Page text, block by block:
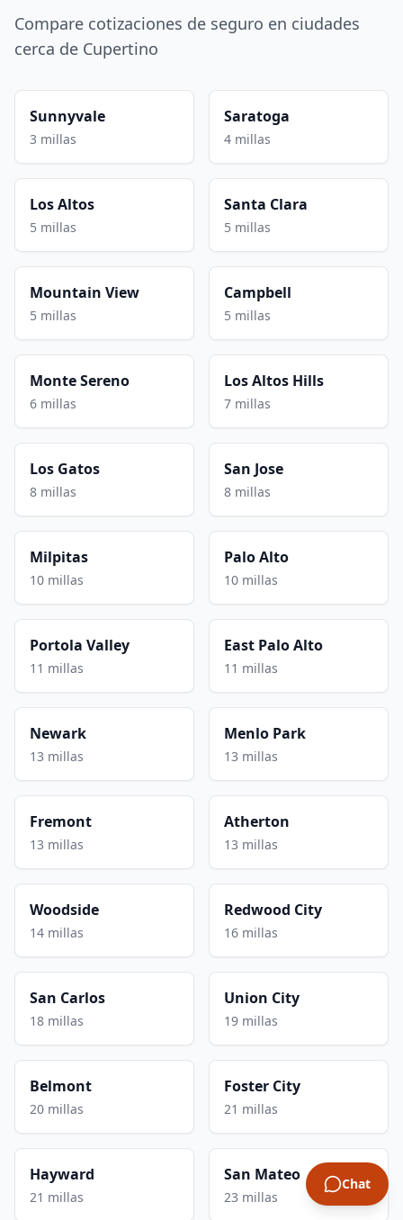
Compare cotizaciones de seguro en ciudades
cerca de Cupertino
Sunnyvale
3 millas
Saratoga
4 millas
Los Altos
5 millas
Santa Clara
5 millas
Mountain View
5 millas
Campbell
5 millas
Monte Sereno
6 millas
Los Altos Hills
7 millas
Los Gatos
8 millas
San Jose
8 millas
Milpitas
10 millas
Palo Alto
10 millas
Portola Valley
11 millas
East Palo Alto
11 millas
Newark
13 millas
Menlo Park
13 millas
Fremont
13 millas
Atherton
13 millas
Woodside
14 millas
Redwood City
16 millas
San Carlos
18 millas
Union City
19 millas
Belmont
20 millas
Foster City
21 millas
Hayward
21 millas
San Mateo
23 millas
Chat